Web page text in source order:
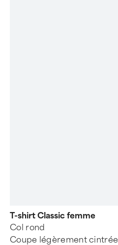
T-shirt Classic femme
Col rond
Coupe légèrement cintrée